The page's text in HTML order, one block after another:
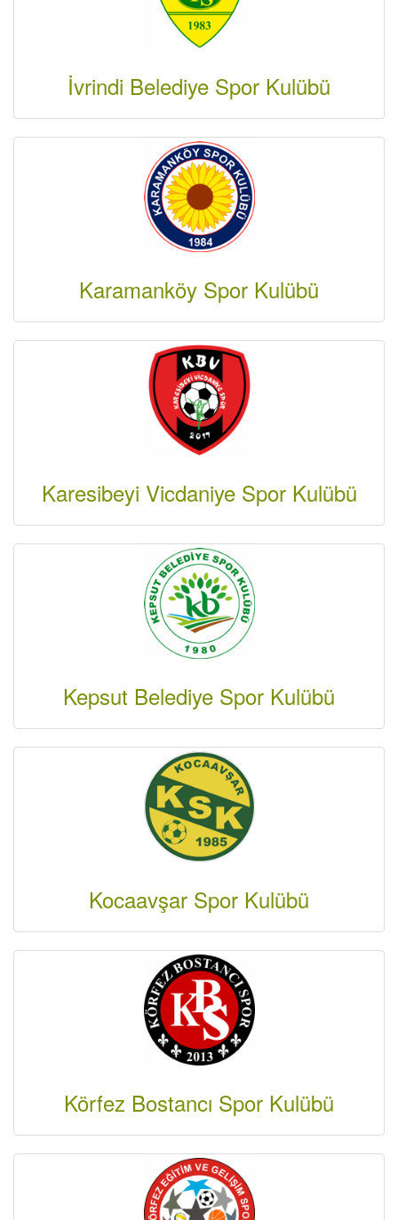
İvrindi Belediye Spor Kulübü
Karamanköy Spor Kulübü
Karesibeyi Vicdaniye Spor Kulübü
Kepsut Belediye Spor Kulübü
Kocaavşar Spor Kulübü
Körfez Bostancı Spor Kulübü